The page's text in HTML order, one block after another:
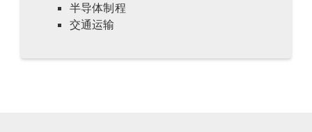
半导体制程
交通运输